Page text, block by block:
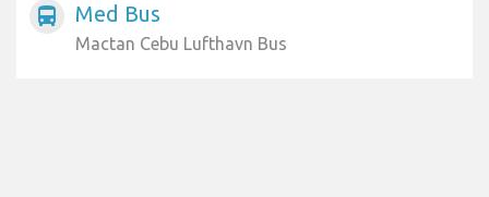
directions_bus Med Bus
Mactan Cebu Lufthavn Bus